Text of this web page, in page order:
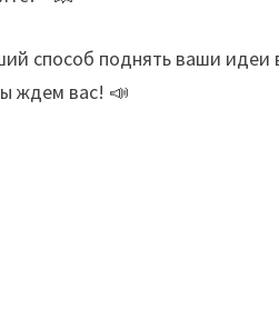
способ поднять ваши идеи
ждем вас! 📣